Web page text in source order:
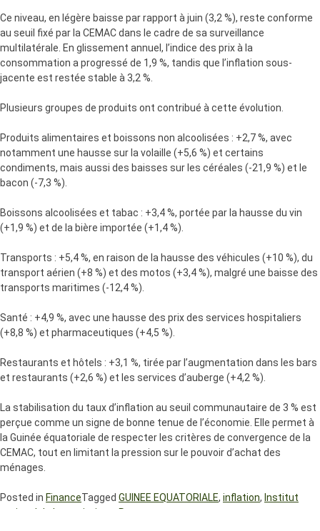
Ce niveau, en légère baisse par rapport à juin (3,2 %), reste conforme
au seuil fixé par la CEMAC dans le cadre de sa surveillance
multilatérale. En glissement annuel, l’indice des prix à la
consommation a progressé de 1,9 %, tandis que l’inflation sous-
jacente est restée stable à 3,2 %.
Plusieurs groupes de produits ont contribué à cette évolution.
Produits alimentaires et boissons non alcoolisées : +2,7 %, avec
notamment une hausse sur la volaille (+5,6 %) et certains
condiments, mais aussi des baisses sur les céréales (-21,9 %) et le
bacon (-7,3 %).
Boissons alcoolisées et tabac : +3,4 %, portée par la hausse du vin
(+1,9 %) et de la bière importée (+1,4 %).
Transports : +5,4 %, en raison de la hausse des véhicules (+10 %), du
transport aérien (+8 %) et des motos (+3,4 %), malgré une baisse des
transports maritimes (-12,4 %).
Santé : +4,9 %, avec une hausse des prix des services hospitaliers
(+8,8 %) et pharmaceutiques (+4,5 %).
Restaurants et hôtels : +3,1 %, tirée par l’augmentation dans les bars
et restaurants (+2,6 %) et les services d’auberge (+4,2 %).
La stabilisation du taux d’inflation au seuil communautaire de 3 % est
perçue comme un signe de bonne tenue de l’économie. Elle permet à
la Guinée équatoriale de respecter les critères de convergence de la
CEMAC, tout en limitant la pression sur le pouvoir d’achat des
ménages.
Posted in FinanceTagged GUINEE EQUATORIALE, inflation, Institut
national de la statistique
Rapport